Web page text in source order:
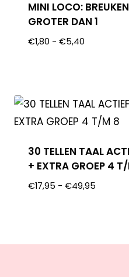
MINI LOCO:
GROTER DAN 1
€1,80 - €5,40
30 TELLEN TAAL
+ EXTRA GROEP 4
€17,95 - €49,95